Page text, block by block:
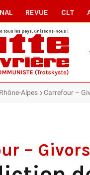
REVUE CLT
Alpes Carrefour –
–